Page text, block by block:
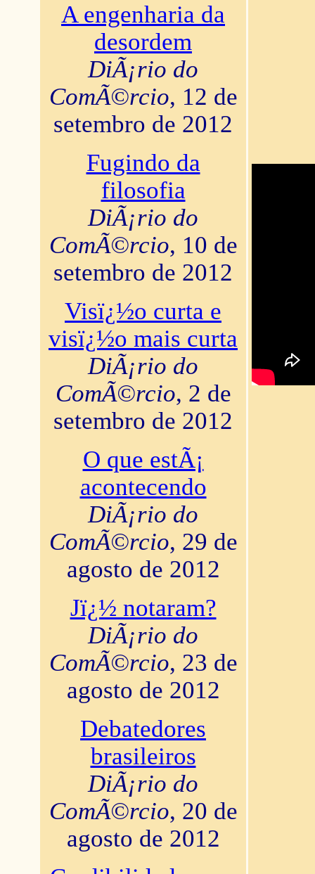
A engenharia da
desordem
DiÃ¡rio do
ComÃ©rcio, 12 de
setembro de 2012
Fugindo da
filosofia
DiÃ¡rio do
ComÃ©rcio, 10 de
setembro de 2012
Visï¿½o curta e
visï¿½o mais curta
DiÃ¡rio do
ComÃ©rcio, 2 de
setembro de 2012
O que estÃ¡
acontecendo
DiÃ¡rio do
ComÃ©rcio, 29 de
agosto de 2012
Jï¿½ notaram?
DiÃ¡rio do
ComÃ©rcio, 23 de
agosto de 2012
Debatedores
brasileiros
DiÃ¡rio do
ComÃ©rcio, 20 de
agosto de 2012